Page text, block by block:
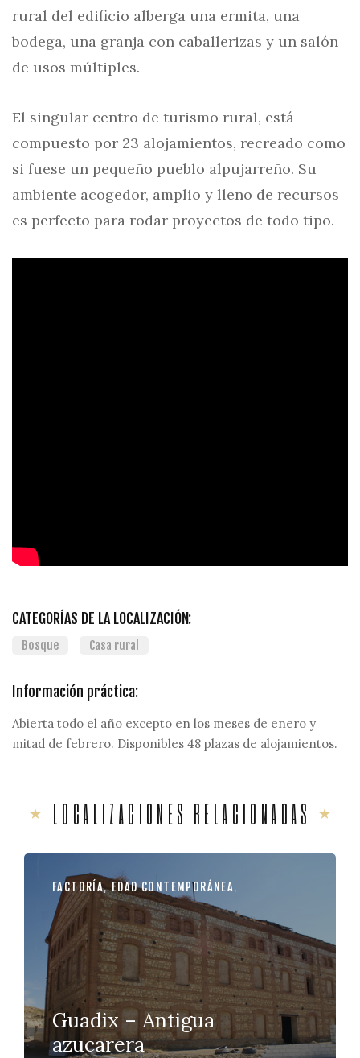
rural del edificio alberga una ermita, una
bodega, una granja con caballerizas y un salón
de usos múltiples.
El singular centro de turismo rural, está
compuesto por 23 alojamientos, recreado como
si fuese un pequeño pueblo alpujarreño. Su
ambiente acogedor, amplio y lleno de recursos
es perfecto para rodar proyectos de todo tipo.
CATEGORÍAS DE LA LOCALIZACIÓN:
Bosque Casa rural
Información práctica:
Abierta todo el año excepto en los meses de enero y
mitad de febrero. Disponibles 48 plazas de alojamientos.
LOCALIZACIONES RELACIONADAS
FACTORÍA,EDAD CONTEMPORÁNEA,
Guadix – Antigua
azucarera